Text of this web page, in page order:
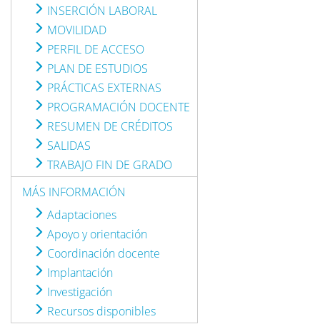
INSERCIÓN LABORAL
MOVILIDAD
PERFIL DE ACCESO
PLAN DE ESTUDIOS
PRÁCTICAS EXTERNAS
PROGRAMACIÓN DOCENTE
RESUMEN DE CRÉDITOS
SALIDAS
TRABAJO FIN DE GRADO
MÁS INFORMACIÓN
Adaptaciones
Apoyo y orientación
Coordinación docente
Implantación
Investigación
Recursos disponibles